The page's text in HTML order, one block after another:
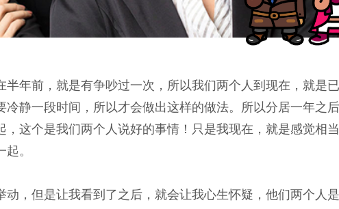
年前，就是有争吵过一次，所以我们两个人到现在，就是
静一段时间，所以才会做出这样的做法。所以分居一年之
这个是我们两个人说好的事情！只是我现在，就是感觉相
。
，但是让我看到了之后，就会让我心生怀疑，他们两个人